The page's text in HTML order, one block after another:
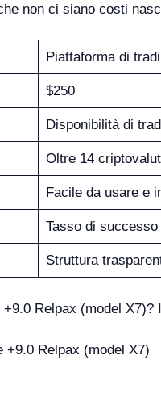
non ci siano costi
Piattaforma di
$250
Disponibilità di
Oltre 14
Facile da usare e
Tasso di successo
Struttura
Relpax (model